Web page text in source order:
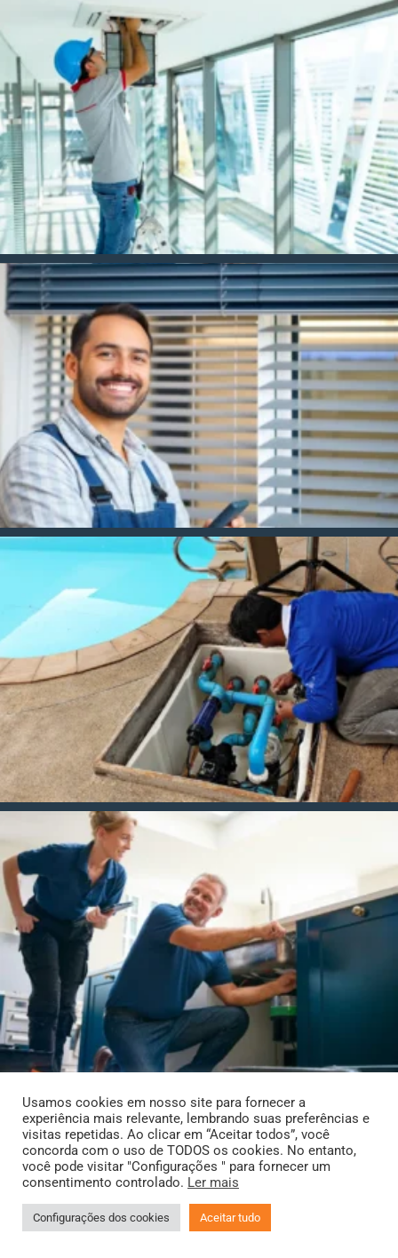
Usamos cookies em nosso site para fornecer a
experiência mais relevante, lembrando suas preferências e
visitas repetidas. Ao clicar em “Aceitar todos”, você
concorda com o uso de TODOS os cookies. No entanto,
você pode visitar "Configurações " para fornecer um
consentimento controlado. Ler mais
Configurações dos cookies Aceitar tudo